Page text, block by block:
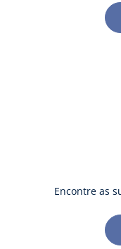
Encontre as